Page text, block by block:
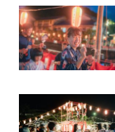
按关键词搜索